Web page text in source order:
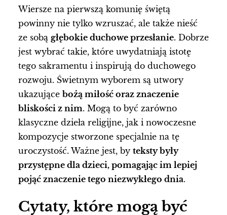
Wiersze na pierwszą komunię świętą
powinny nie tylko wzruszać, ale także nieść
ze sobą głębokie duchowe przesłanie. Dobrze
jest wybrać takie, które uwydatniają istotę
tego sakramentu i inspirują do duchowego
rozwoju. Świetnym wyborem są utwory
ukazujące bożą miłość oraz znaczenie
bliskości z nim. Mogą to być zarówno
klasyczne dzieła religijne, jak i nowoczesne
kompozycje stworzone specjalnie na tę
uroczystość. Ważne jest, by teksty były
przystępne dla dzieci, pomagając im lepiej
pojąć znaczenie tego niezwykłego dnia.
Cytaty, które mogą być